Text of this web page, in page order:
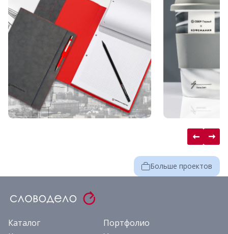
Больше проектов
Каталог
Портфолио